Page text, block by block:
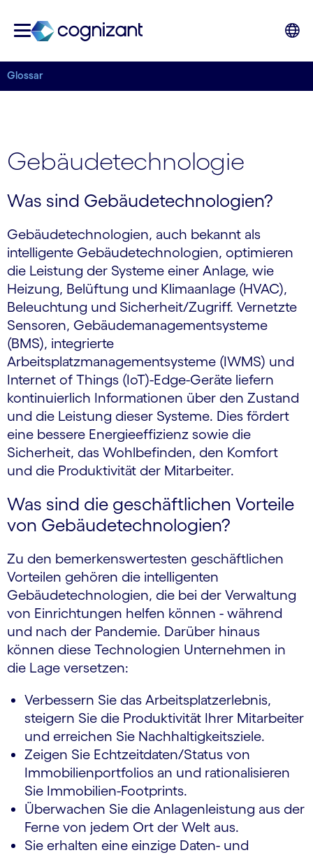
Glossar
Gebäudetechnologie
Was sind Gebäudetechnologien?
Gebäudetechnologien, auch bekannt als
intelligente Gebäudetechnologien, optimieren
die Leistung der Systeme einer Anlage, wie
Heizung, Belüftung und Klimaanlage (HVAC),
Beleuchtung und Sicherheit/Zugriff. Vernetzte
Sensoren, Gebäudemanagementsysteme
(BMS), integrierte
Arbeitsplatzmanagementsysteme (IWMS) und
Internet of Things (IoT)-Edge-Geräte liefern
kontinuierlich Informationen über den Zustand
und die Leistung dieser Systeme. Dies fördert
eine bessere Energieeffizienz sowie die
Sicherheit, das Wohlbefinden, den Komfort
und die Produktivität der Mitarbeiter.
Was sind die geschäftlichen Vorteile
von Gebäudetechnologien?
Zu den bemerkenswertesten geschäftlichen
Vorteilen gehören die intelligenten
Gebäudetechnologien, die bei der Verwaltung
von Einrichtungen helfen können - während
und nach der Pandemie. Darüber hinaus
können diese Technologien Unternehmen in
die Lage versetzen:
Verbessern Sie das Arbeitsplatzerlebnis,
steigern Sie die Produktivität Ihrer Mitarbeiter
und erreichen Sie Nachhaltigkeitsziele.
Zeigen Sie Echtzeitdaten/Status von
Immobilienportfolios an und rationalisieren
Sie Immobilien-Footprints.
Überwachen Sie die Anlagenleistung aus der
Ferne von jedem Ort der Welt aus.
Sie erhalten eine einzige Daten- und